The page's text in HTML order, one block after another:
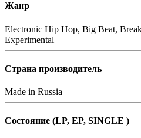
Жанр
Electronic Hip Hop, Big Beat,
Experimental
Страна производитель
Made in Russia
Состояние (LP, EP, SINGLE )